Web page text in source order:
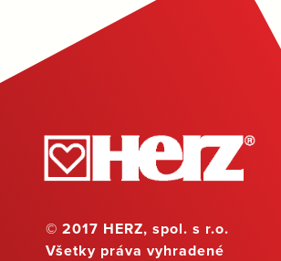
© 2017 HERZ, spol. s r.o.
Všetky práva vyhradené